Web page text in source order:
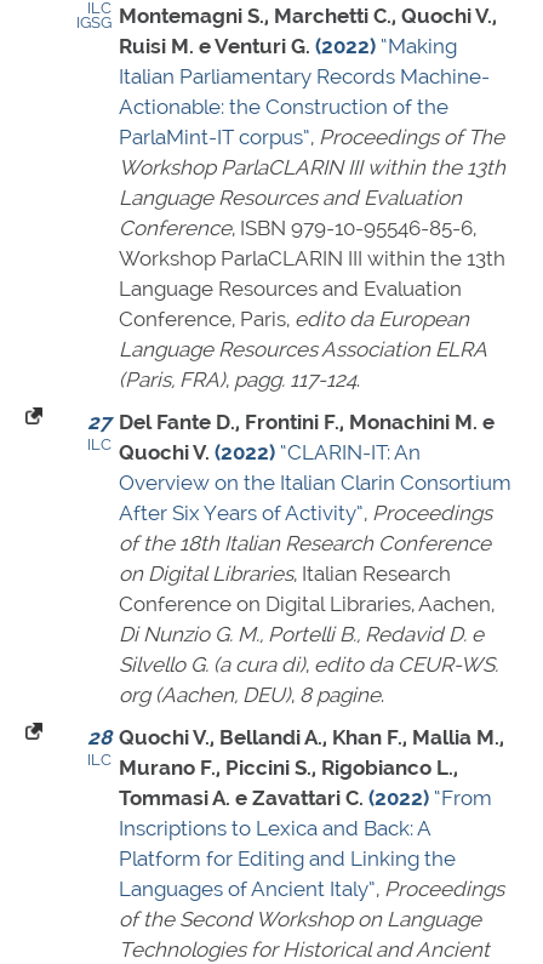
ILC
IGSG Montemagni S., Marchetti C., Quochi V.,
Ruisi M. e Venturi G. (2022) “Making
Italian Parliamentary Records Machine-
Actionable: the Construction of the
ParlaMint-IT corpus”, Proceedings of The
Workshop ParlaCLARIN III within the 13th
Language Resources and Evaluation
Conference, ISBN 979-10-95546-85-6,
Workshop ParlaCLARIN III within the 13th
Language Resources and Evaluation
Conference, Paris, edito da European
Language Resources Association ELRA
(Paris, FRA), pagg. 117-124.
27
ILC
Del Fante D., Frontini F., Monachini M. e
Quochi V. (2022) “CLARIN-IT: An
Overview on the Italian Clarin Consortium
After Six Years of Activity”, Proceedings
of the 18th Italian Research Conference
on Digital Libraries, Italian Research
Conference on Digital Libraries, Aachen,
Di Nunzio G. M., Portelli B., Redavid D. e
Silvello G. (a cura di), edito da CEUR-WS.
org (Aachen, DEU), 8 pagine.
28
ILC
Quochi V., Bellandi A., Khan F., Mallia M.,
Murano F., Piccini S., Rigobianco L.,
Tommasi A. e Zavattari C. (2022) “From
Inscriptions to Lexica and Back: A
Platform for Editing and Linking the
Languages of Ancient Italy”, Proceedings
of the Second Workshop on Language
Technologies for Historical and Ancient